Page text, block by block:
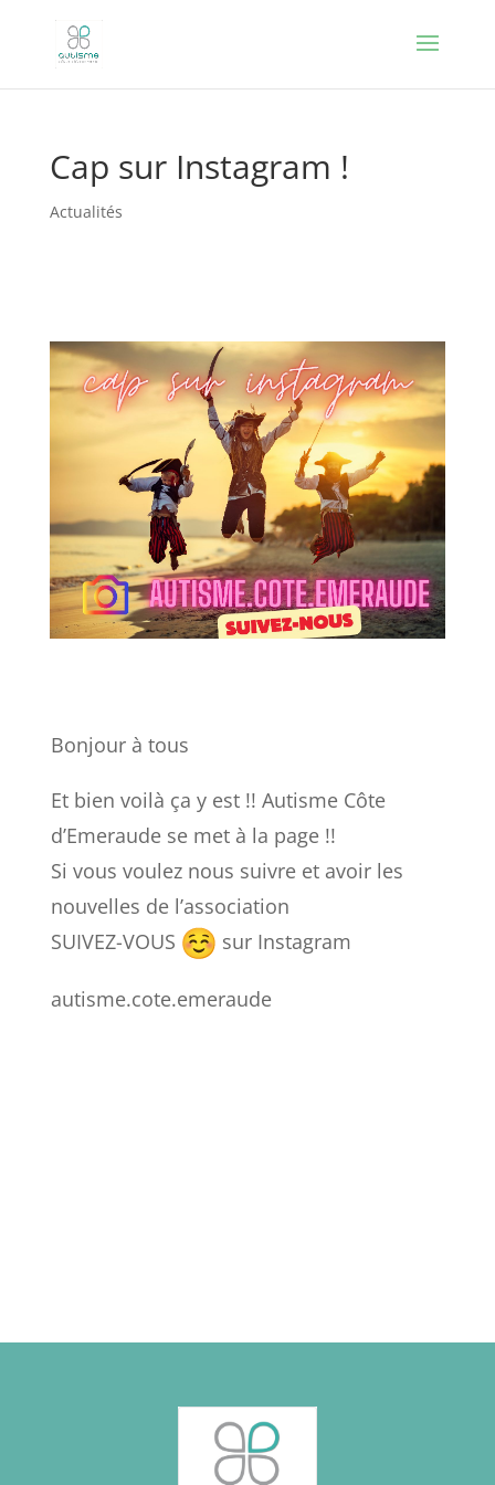
Cap sur Instagram !
Actualités
Bonjour à tous
Et bien voilà ça y est !! Autisme Côte
d’Emeraude se met à la page !!
Si vous voulez nous suivre et avoir les
nouvelles de l’association
SUIVEZ-VOUS
sur Instagram
autisme.cote.emeraude